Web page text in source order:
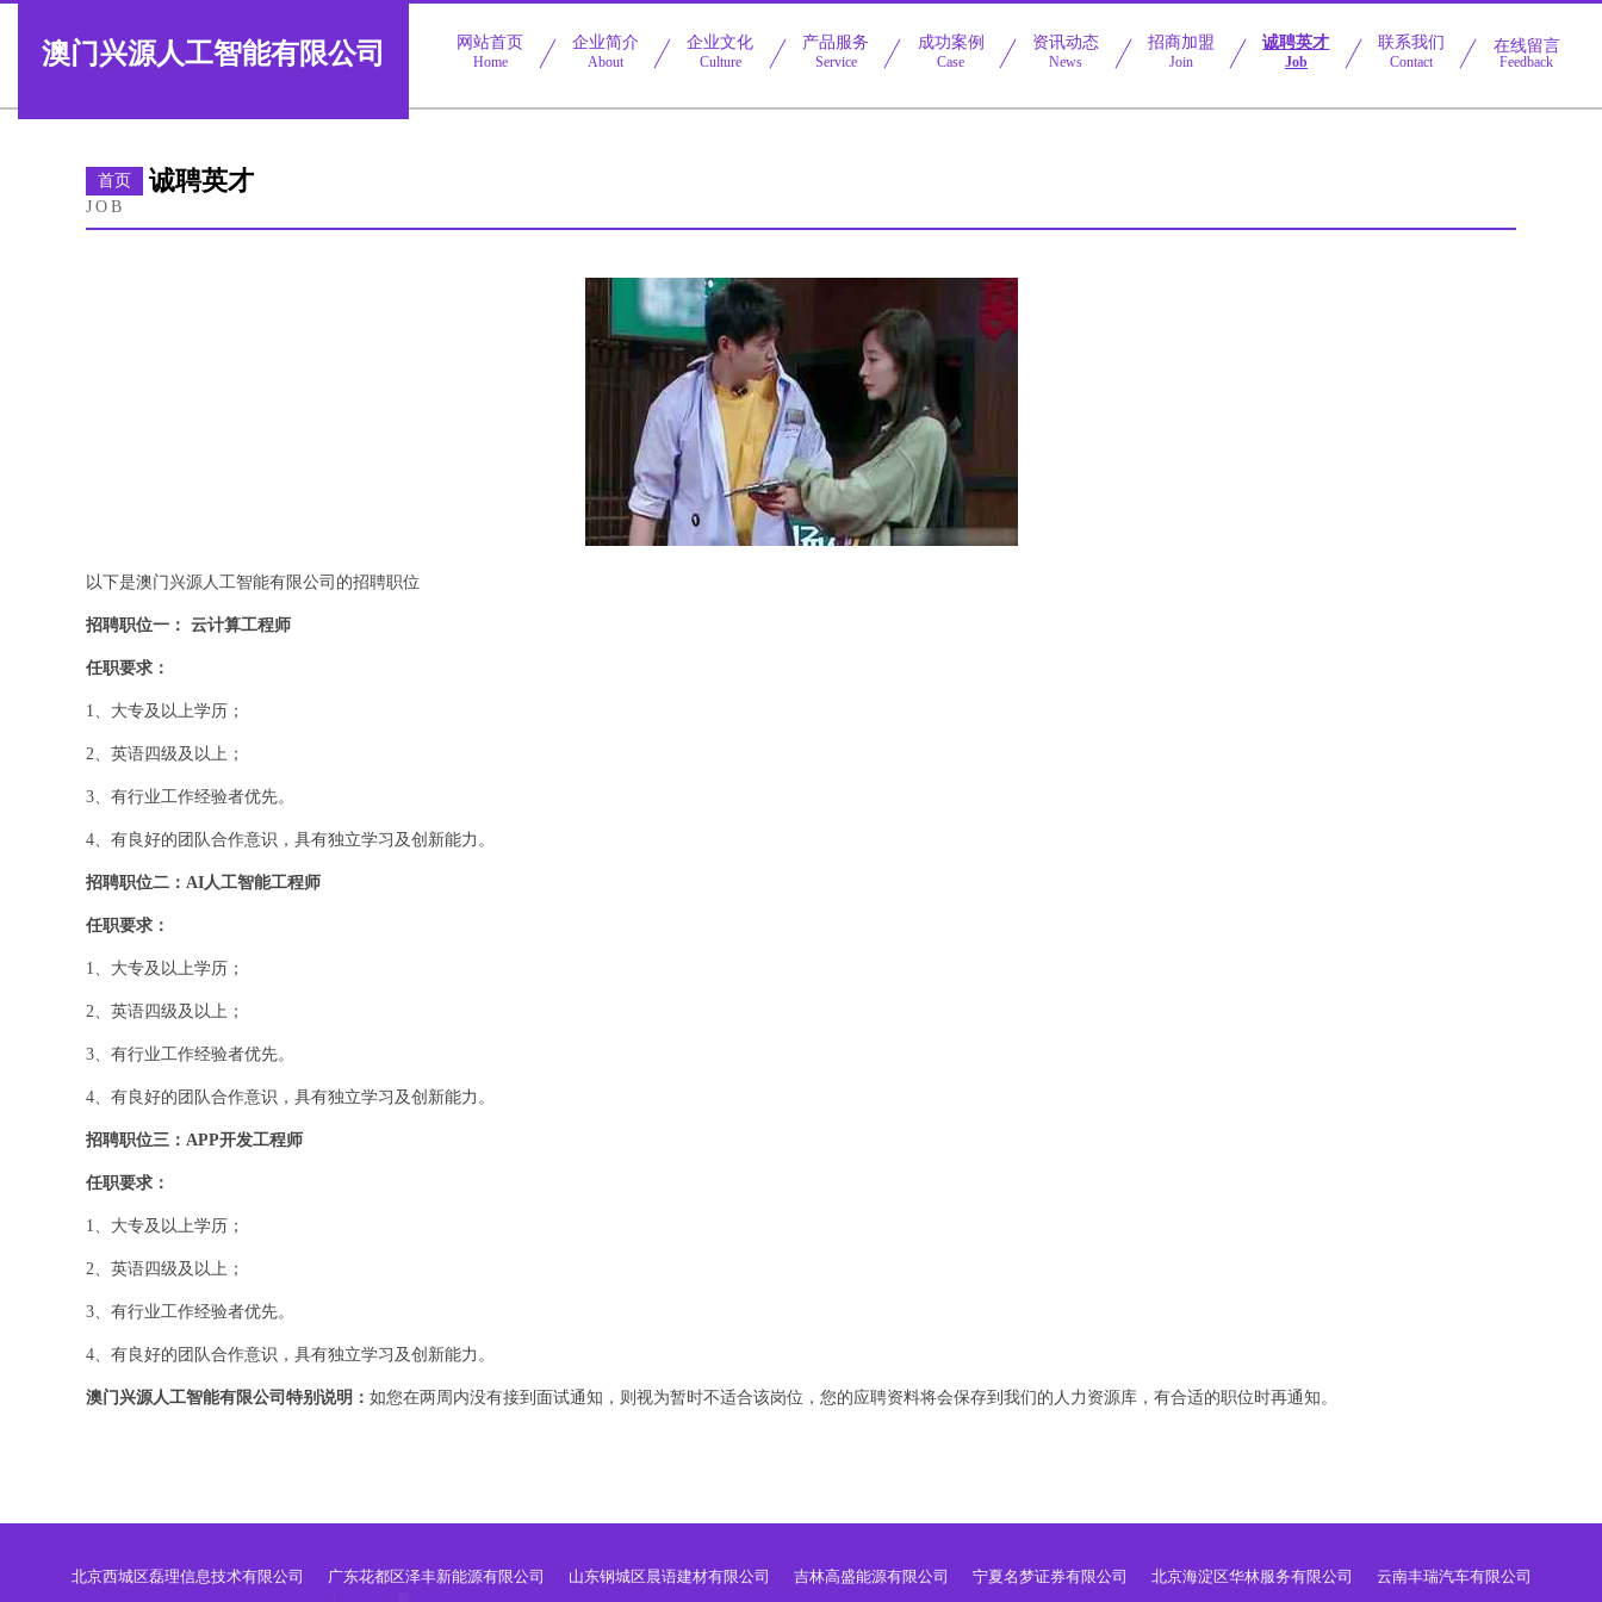
澳门兴源人工智能有限公司 网站首页
Home
企业简介
About
企业文化
Culture
产品服务
Service
成功案例
Case
资讯动态
News
招商加盟
Join
诚聘英才
Job
联系我们
Contact
在线留言
Feedback
首页 诚聘英才
JOB
以下是澳门兴源人工智能有限公司的招聘职位
招聘职位一： 云计算工程师
任职要求：
1、大专及以上学历；
2、英语四级及以上；
3、有行业工作经验者优先。
4、有良好的团队合作意识，具有独立学习及创新能力。
招聘职位二：AI人工智能工程师
任职要求：
1、大专及以上学历；
2、英语四级及以上；
3、有行业工作经验者优先。
4、有良好的团队合作意识，具有独立学习及创新能力。
招聘职位三：APP开发工程师
任职要求：
1、大专及以上学历；
2、英语四级及以上；
3、有行业工作经验者优先。
4、有良好的团队合作意识，具有独立学习及创新能力。
澳门兴源人工智能有限公司特别说明： 如您在两周内没有接到面试通知，则视为暂时不适合该岗位，您的应聘资料将会保存到我们的人力资源库，有合适的职位时再通知。
北京西城区磊理信息技术有限公司 广东花都区泽丰新能源有限公司 山东钢城区晨语建材有限公司 吉林高盛能源有限公司 宁夏名梦证券有限公司 北京海淀区华林服务有限公司 云南丰瑞汽车有限公司